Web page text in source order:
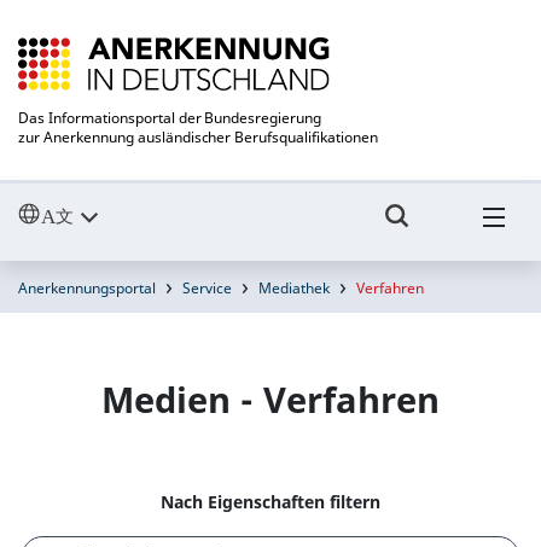
Das Informationsportal der Bundesregierung
zur Anerkennung ausländischer Berufsqualifikationen
Anerkennungsportal Service Mediathek Verfahren
Medien - Verfahren
Nach Eigenschaften filtern